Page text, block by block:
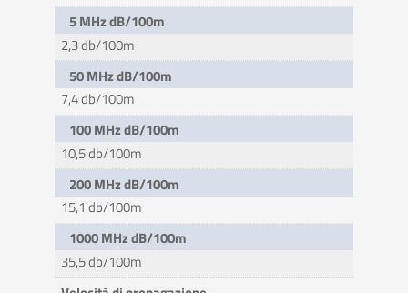
5 MHz dB/100m
2,3 db/100m
50 MHz dB/100m
7,4 db/100m
100 MHz dB/100m
10,5 db/100m
200 MHz dB/100m
15,1 db/100m
1000 MHz dB/100m
35,5 db/100m